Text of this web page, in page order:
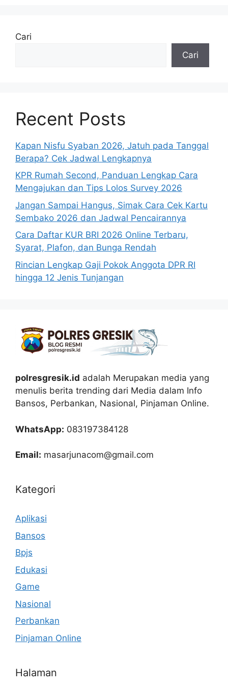
Cari
Cari
Recent Posts
Kapan Nisfu Syaban 2026, Jatuh pada Tanggal
Berapa? Cek Jadwal Lengkapnya
KPR Rumah Second, Panduan Lengkap Cara
Mengajukan dan Tips Lolos Survey 2026
Jangan Sampai Hangus, Simak Cara Cek Kartu
Sembako 2026 dan Jadwal Pencairannya
Cara Daftar KUR BRI 2026 Online Terbaru,
Syarat, Plafon, dan Bunga Rendah
Rincian Lengkap Gaji Pokok Anggota DPR RI
hingga 12 Jenis Tunjangan
polresgresik.id adalah Merupakan media yang
menulis berita trending dari Media dalam Info
Bansos, Perbankan, Nasional, Pinjaman Online.
WhatsApp: 083197384128
Email: masarjunacom@gmail.com
Kategori
Aplikasi
Bansos
Bpjs
Edukasi
Game
Nasional
Perbankan
Pinjaman Online
Halaman